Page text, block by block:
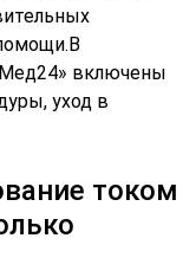
включены
уход в
током